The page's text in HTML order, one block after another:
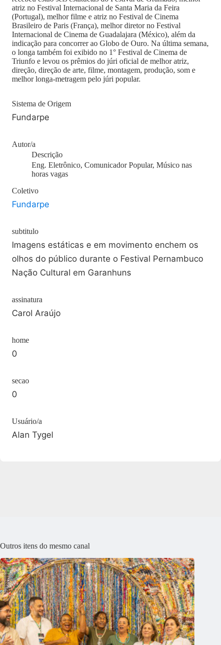
atriz no Festival Internacional de Santa Maria da Feira
(Portugal), melhor filme e atriz no Festival de Cinema
Brasileiro de Paris (França), melhor diretor no Festival
Internacional de Cinema de Guadalajara (México), além da
indicação para concorrer ao Globo de Ouro. Na última semana,
o longa também foi exibido no 1° Festival de Cinema de
Triunfo e levou os prêmios do júri oficial de melhor atriz,
direção, direção de arte, filme, montagem, produção, som e
melhor longa-metragem pelo júri popular.
Sistema de Origem
Fundarpe
Autor/a
Descrição
Eng. Eletrônico, Comunicador Popular, Músico nas
horas vagas
Coletivo
Fundarpe
subtitulo
Imagens estáticas e em movimento enchem os
olhos do público durante o Festival Pernambuco
Nação Cultural em Garanhuns
assinatura
Carol Araújo
home
0
secao
0
Usuário/a
Alan Tygel
Outros itens do mesmo canal